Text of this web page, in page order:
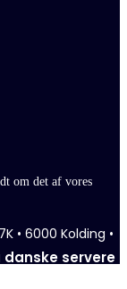
om det af vores
• 6000 Kolding •
servere